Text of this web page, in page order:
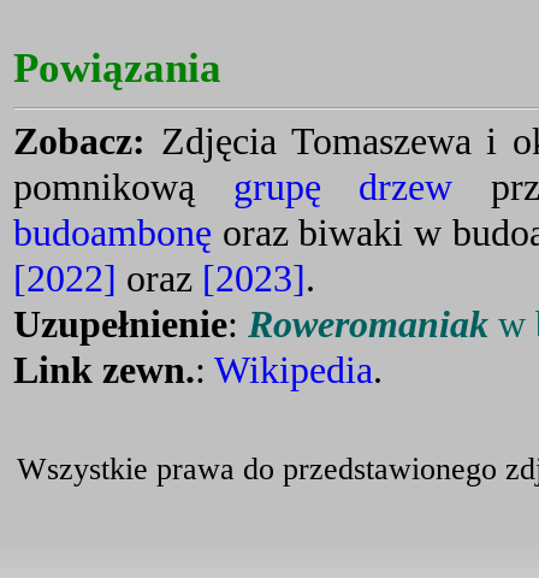
Powiązania
Zobacz: Zdjęcia Tomaszewa i
pomnikową grupę drzew
budoambonę oraz biwaki w
[2022] oraz [2023].
Uzupełnienie: Roweromaniak w
Link zewn.: Wikipedia.
Wszystkie prawa do przedstawionego